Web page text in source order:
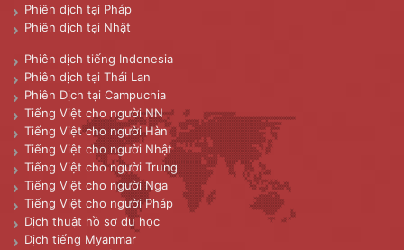
Phiên dịch tại Pháp
Phiên dịch tại Nhật
Phiên dịch tiếng Indonesia
Phiên dịch tại Thái Lan
Phiên Dịch tại Campuchia
Tiếng Việt cho người NN
Tiếng Việt cho người Hàn
Tiếng Việt cho người Nhật
Tiếng Việt cho người Trung
Tiếng Việt cho người Nga
Tiếng Việt cho người Pháp
Dịch thuật hồ sơ du học
Dịch tiếng Myanmar